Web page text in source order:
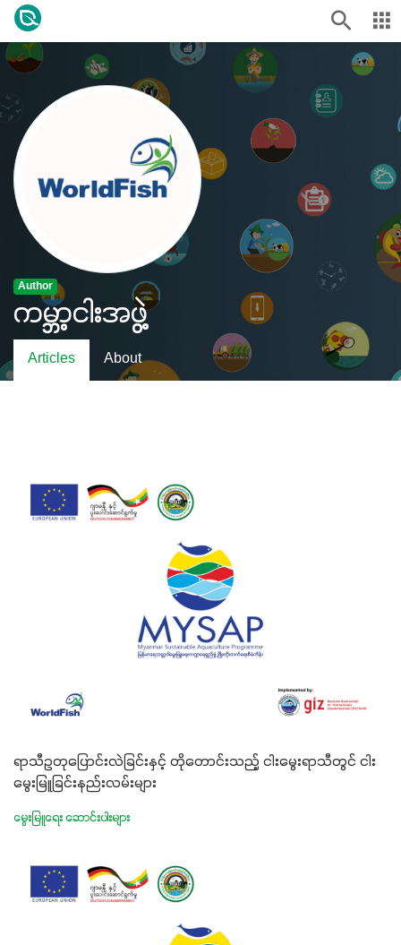
Author
ကမ္ဘာ့ငါးအဖွဲ့
Articles About
ရာသီဥတုပြောင်းလဲခြင်းနှင့် တိုတောင်းသည့် ငါးမွေးရာသီတွင် ငါး
မွေးမြူခြင်းနည်းလမ်းများ
မွေးမြူရေး ဆောင်းပါးများ